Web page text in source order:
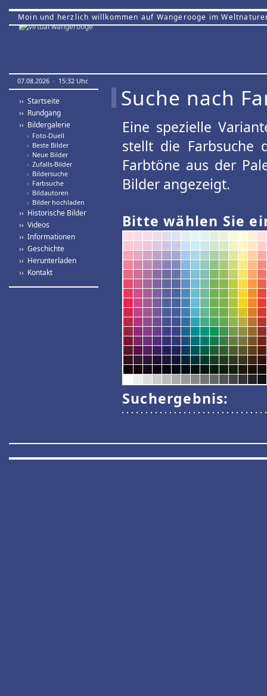
Moin und herzlich willkommen auf Wangerooge im
07.08.2026 · 15:32 Uhr.
›› Startseite
›› Rundgang
›› Bildergalerie
› Foto-Duell
› Beste Bilder
› Neue Bilder
› Zufalls-Bilder
› Bildersuche
› Farbsuche
› Bildautoren
› Bilder hochladen
›› Historische Bilder
›› Videos
›› Informationen
›› Geschichte
›› Herunterladen
›› Kontakt
Suche nach
Eine spezielle
stellt die Farbsuche
Farbtöne aus der
Bilder angezeigt.
Bitte wählen Sie
Suchergebnis: